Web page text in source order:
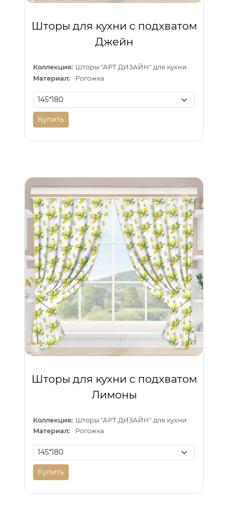
Шторы для кухни с подхватом
Джейн
Коллекция: Шторы "АРТ ДИЗАЙН" для кухни
Материал:
Рогожка
Купить
Шторы для кухни с подхватом
Лимоны
Коллекция: Шторы "АРТ ДИЗАЙН" для кухни
Материал:
Рогожка
Купить